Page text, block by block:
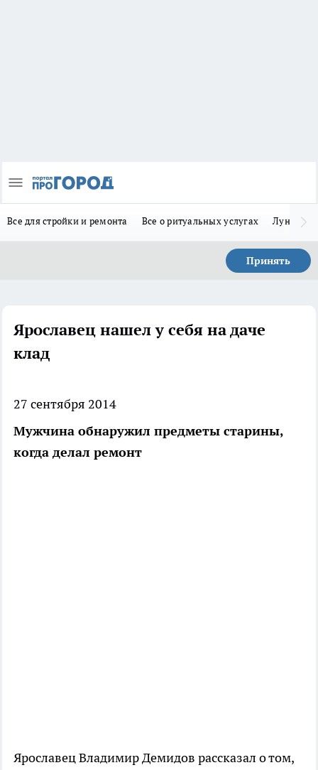
Все для стройки и ремонта Все о ритуальных услугах Лунно-
Принять
Ярославец нашел у себя на даче
клад
27 сентября 2014
Мужчина обнаружил предметы старины,
когда делал ремонт
Ярославец Владимир Демидов рассказал о том,